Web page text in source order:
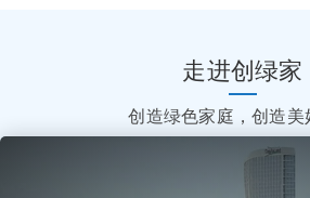
走进创绿家
创造绿色家庭，创造美